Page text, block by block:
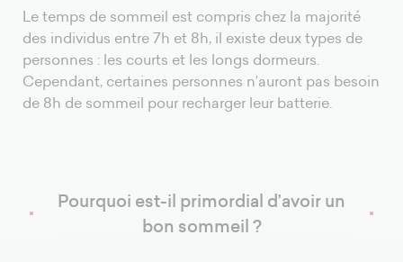
Le temps de sommeil est compris chez la majorité
des individus entre 7h et 8h, il existe deux types de
personnes : les courts et les longs dormeurs.
Cependant, certaines personnes n’auront pas besoin
de 8h de sommeil pour recharger leur batterie.
Pourquoi est-il primordial d’avoir un
bon sommeil ?